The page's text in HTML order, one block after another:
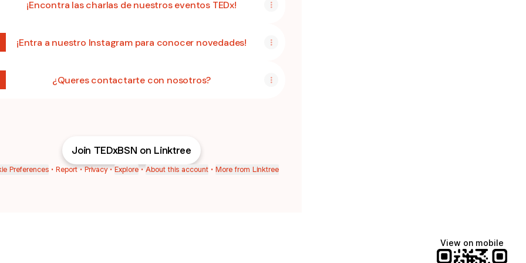
¡Encontra las charlas de nuestros eventos TEDx!
¡Entra a nuestro Instagram para conocer novedades!
¿Queres contactarte con nosotros?
Join TEDxBSN on Linktree
Preferences • Report • Privacy • Explore • About this account • More from Linktree
View on mobile